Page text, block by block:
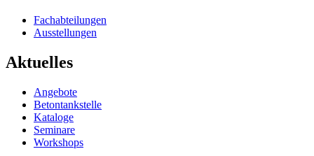
Fachabteilungen
Ausstellungen
Aktuelles
Angebote
Betontankstelle
Kataloge
Seminare
Workshops